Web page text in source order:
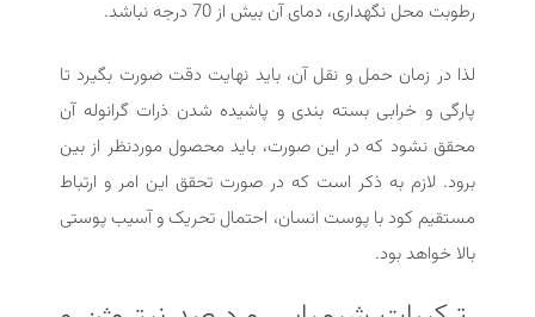
رطوبت محل نگهداری، دمای آن بیش از 70 درجه نباشد.
لذا در زمان حمل و نقل آن، باید نهایت دقت صورت بگیرد تا
پارگی و خرابی بسته بندی و پاشیده شدن ذرات گرانوله آن
محقق نشود که در این صورت، باید محصول موردنظر از بین
برود. لازم به ذکر است که در صورت تحقق این امر و ارتباط
مستقیم کود با پوست انسان، احتمال تحریک و آسیب پوستی
بالا خواهد بود.